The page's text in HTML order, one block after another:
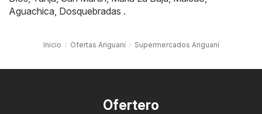
Aguachica Dosquebradas .
Inicio Ofertas Ariguaní Supermercados Ariguaní
Ofertero